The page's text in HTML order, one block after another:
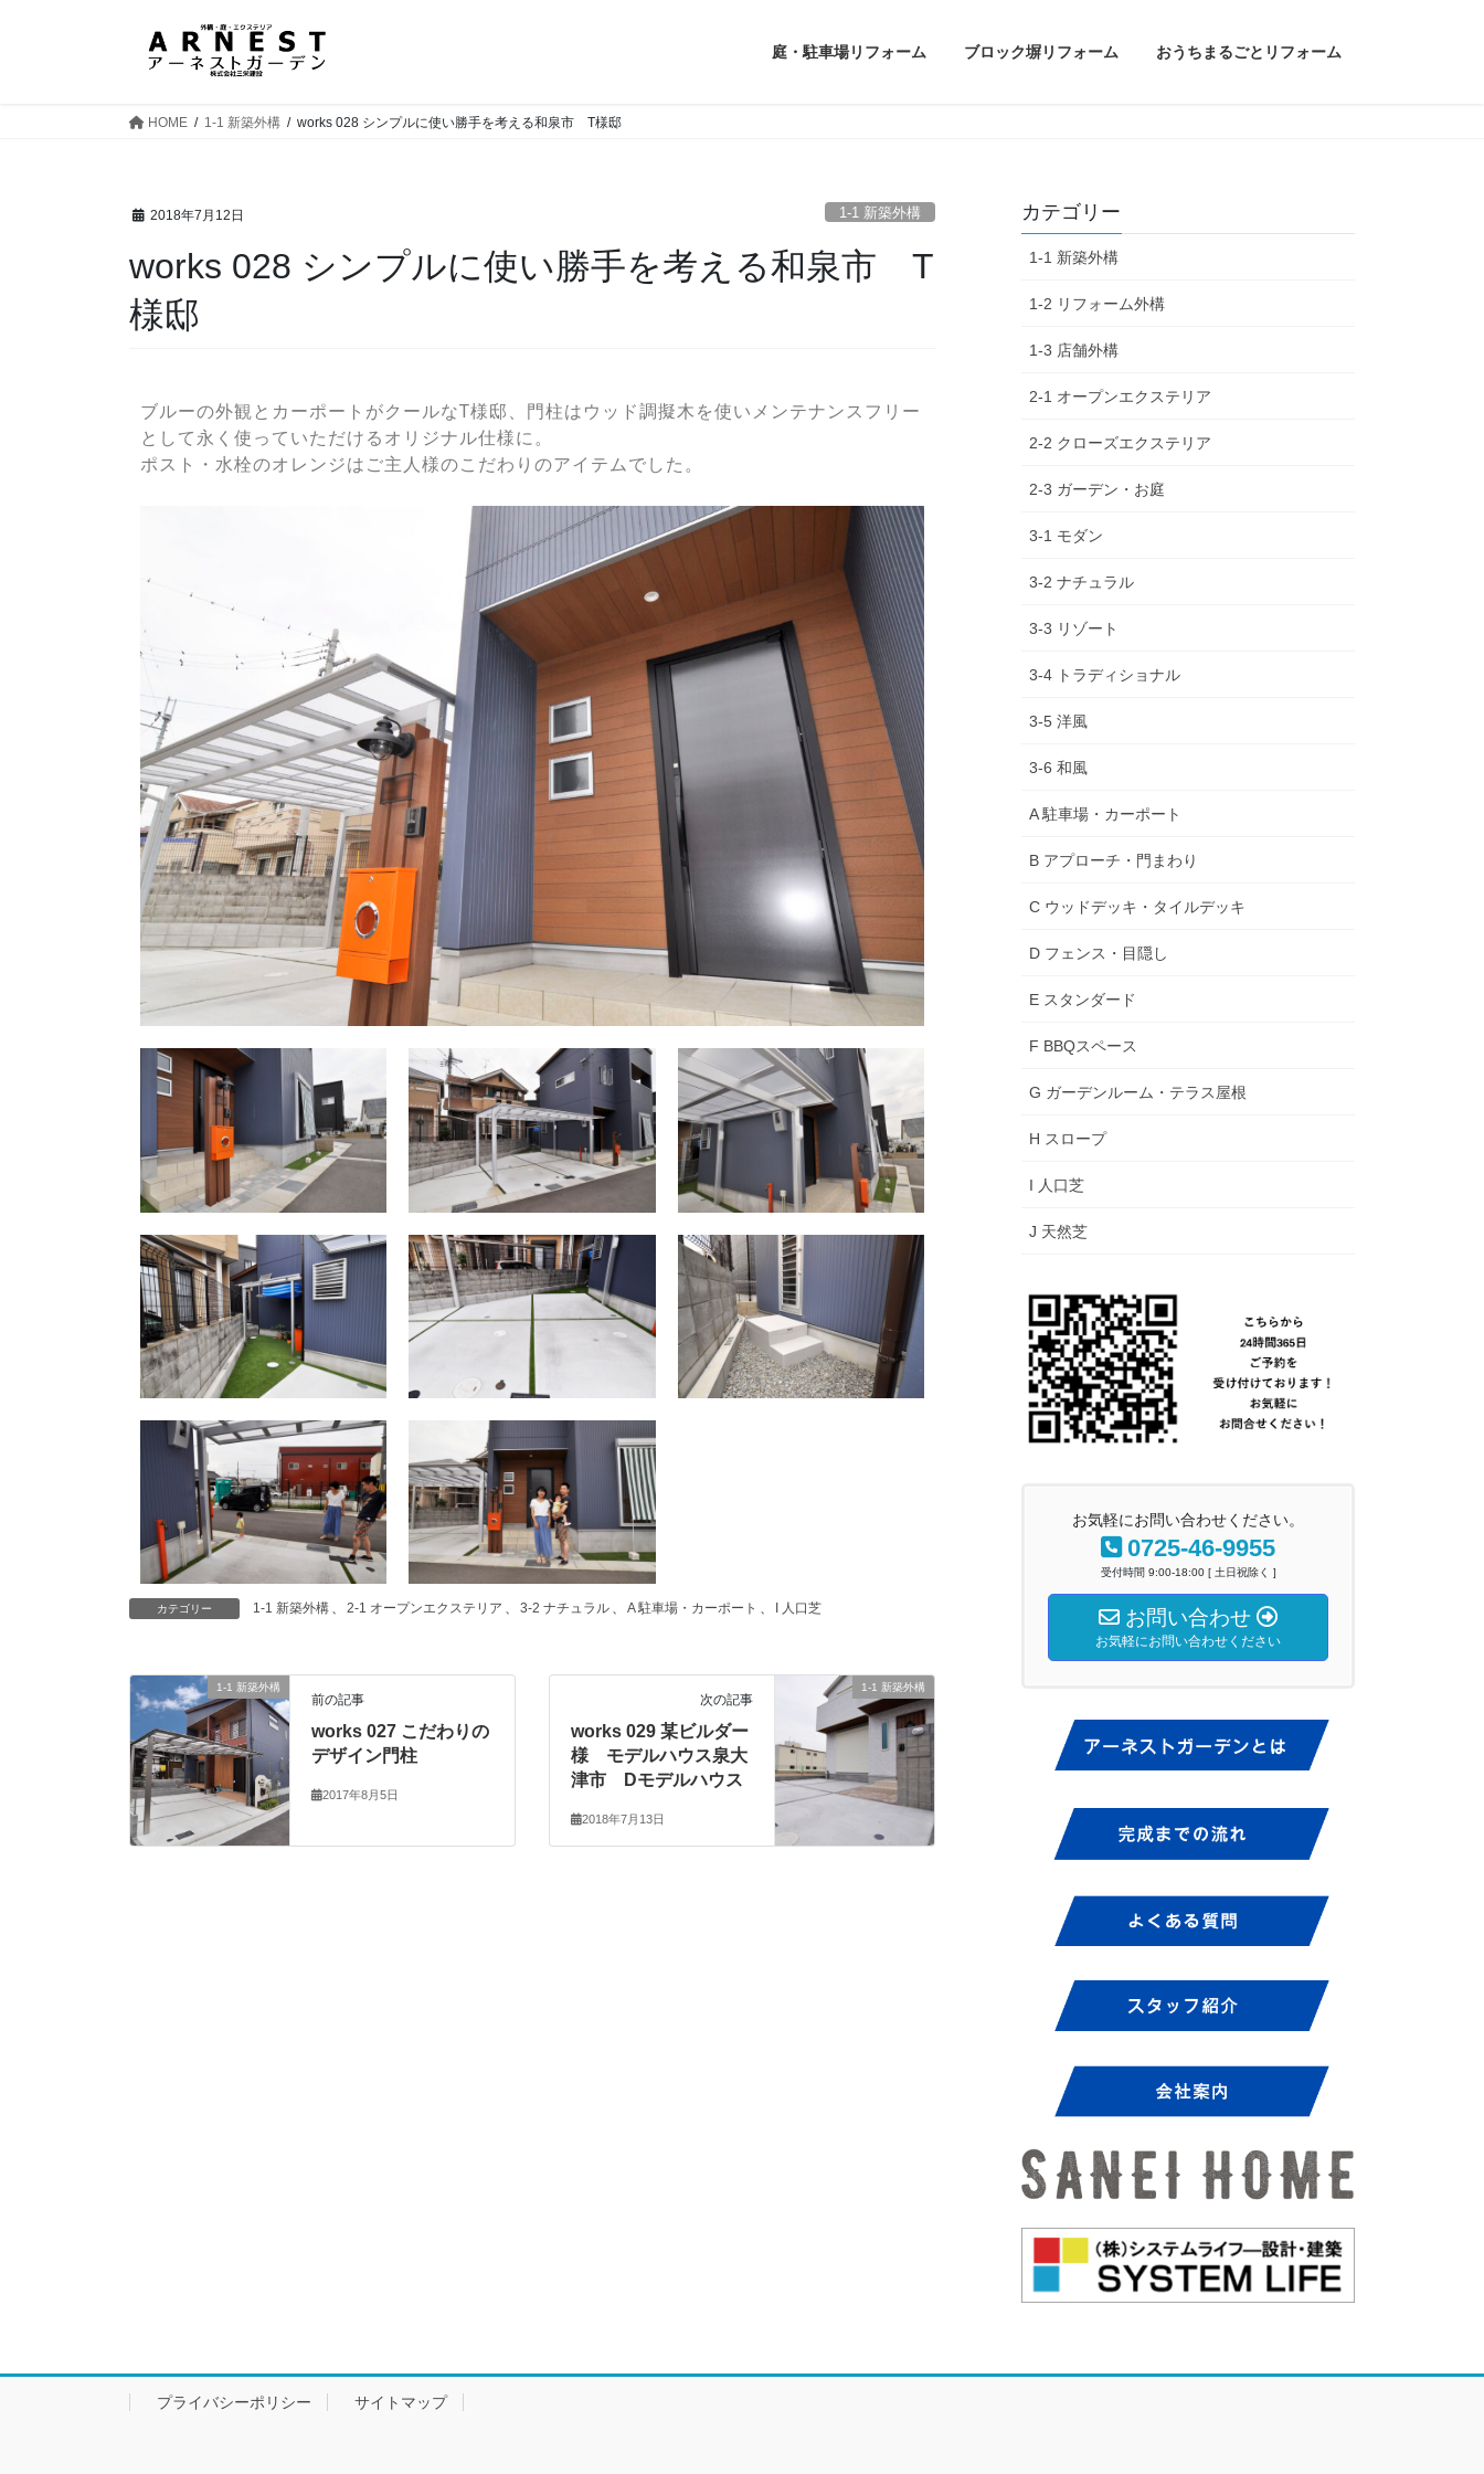
庭・駐車場リフォーム ブロック塀リフォーム おうちまるごとリフォーム
HOME 1-1 新築外構 works 028 シンプルに使い勝手を考える和泉市 T様邸
2018年7月12日 1-1 新築外構
works 028 シンプルに使い勝手を考える和泉市 T
様邸
ブルーの外観とカーポートがクールなT様邸、門柱はウッド調擬木を使いメンテナンスフリー
として永く使っていただけるオリジナル仕様に。
ポスト・水栓のオレンジはご主人様のこだわりのアイテムでした。
カテゴリー 1-1 新築外構 、 2-1 オープンエクステリア 、 3-2 ナチュラル 、 A 駐車場・カーポート 、 I 人口芝
1-1 新築外構
前の記事
works 027 こだわりの
デザイン門柱
2017年8月5日
1-1 新築外構
次の記事
works 029 某ビルダー
様 モデルハウス泉大
津市 Dモデルハウス
2018年7月13日
カテゴリー
1-1 新築外構
1-2 リフォーム外構
1-3 店舗外構
2-1 オープンエクステリア
2-2 クローズエクステリア
2-3 ガーデン・お庭
3-1 モダン
3-2 ナチュラル
3-3 リゾート
3-4 トラディショナル
3-5 洋風
3-6 和風
A 駐車場・カーポート
B アプローチ・門まわり
C ウッドデッキ・タイルデッキ
D フェンス・目隠し
E スタンダード
F BBQスペース
G ガーデンルーム・テラス屋根
H スロープ
I 人口芝
J 天然芝
お気軽にお問い合わせください。
0725-46-9955
受付時間 9:00-18:00 [ 土日祝除く ]
お問い合わせ
お気軽にお問い合わせください
プライバシーポリシー サイトマップ